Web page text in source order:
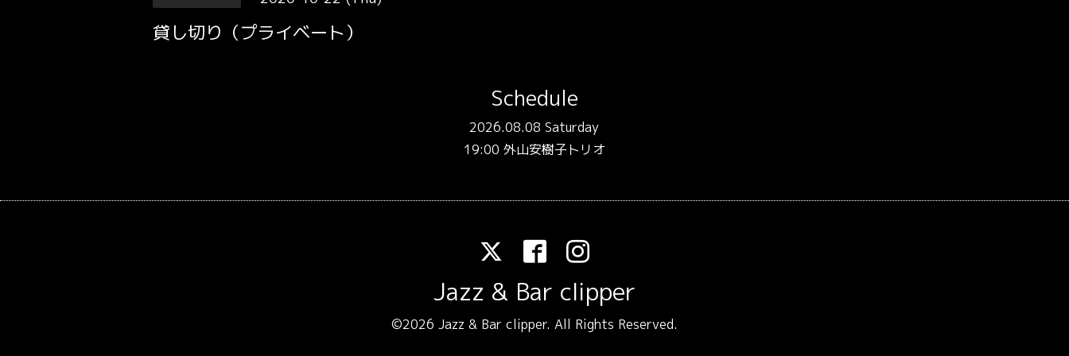
貸し切り（プライベート）
Schedule
2026.08.08 Saturday
19:00 外山安樹子トリオ
Jazz & Bar clipper
©2026 Jazz & Bar clipper. All Rights Reserved.